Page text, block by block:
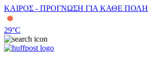
ΚΑΙΡΟΣ - ΠΡΟΓΝΩΣΗ ΓΙΑ ΚΑΘΕ ΠΟΛΗ
29°C